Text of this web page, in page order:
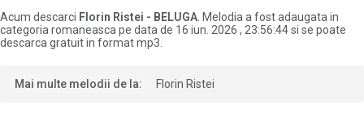
Acum descarci Florin Ristei - BELUGA . Melodia a fost adaugata in
categoria romaneasca pe data de 16 iun. 2026 , 23:56:44 si se poate
descarca gratuit in format mp3.
Mai multe melodii de la: Florin Ristei